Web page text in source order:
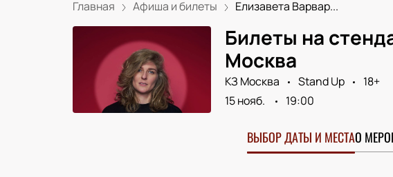
Главная Афиша и билеты Елизавета Варвар...
Билеты на
Москва
КЗ Москва Stand Up
18+
15 нояб.
19:00
ВЫБОР ДАТЫ И МЕСТАО